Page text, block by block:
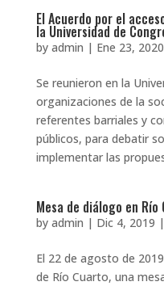
El Acuerdo por el
la Universidad de
by admin | Ene 23, 2020
Se reunieron en la
organizaciones de la
referentes barriales y
públicos, para debatir
implementar las
Mesa de diálogo en
by admin | Dic 4, 2019 |
El 22 de agosto de
de Río Cuarto, una